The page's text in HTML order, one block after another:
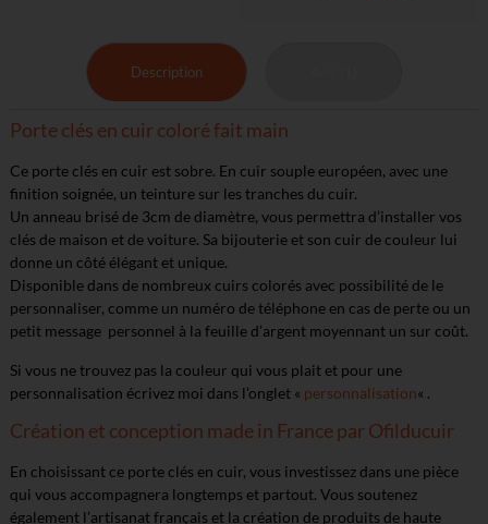
Description
Porte clés en cuir coloré fait main
Ce porte clés en cuir est sobre. En cuir souple européen, avec une
finition soignée, un teinture sur les tranches du cuir.
Un anneau brisé de 3cm de diamètre, vous permettra d’installer vos
clés de maison et de voiture. Sa bijouterie et son cuir de couleur lui
donne un côté élégant et unique.
Disponible dans de nombreux cuirs colorés avec possibilité de le
personnaliser, comme un numéro de téléphone en cas de perte ou un
petit message personnel à la feuille d’argent moyennant un sur coût.
Si vous ne trouvez pas la couleur qui vous plait et pour une
personnalisation écrivez moi dans l’onglet « personnalisation« .
Création et conception made in France par Ofilducuir
En choisissant ce porte clés en cuir, vous investissez dans une pièce
qui vous accompagnera longtemps et partout. Vous soutenez
également l’artisanat français et la création de produits de haute